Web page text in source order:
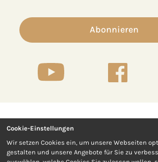
Abonnieren
Kontakt
Impressum
Cookie-Einstellungen
Wir setzen Cookies ein, um unsere Webseiten
gestalten und unsere Angebote für Sie zu